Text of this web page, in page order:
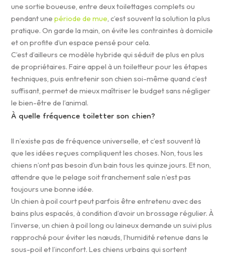
une sortie boueuse, entre deux toilettages complets ou
pendant unepériode de mue, c’est souvent la solution la plus
pratique. On garde la main, on évite les contraintes à domicile
et on profite d’un espace pensé pour cela.
C’est d’ailleurs ce modèle hybride qui séduit de plus en plus
de propriétaires. Faire appel à un toiletteur pour les étapes
techniques, puis entretenir son chien soi-même quand c’est
suffisant, permet de mieux maîtriser le budget sans négliger
le bien-être de l’animal.
À quelle fréquence toiletter son chien?
Il n’existe pas de fréquence universelle, et c’est souvent là
que les idées reçues compliquent les choses. Non, tous les
chiens n’ont pas besoin d’un bain tous les quinze jours. Et non,
attendre que le pelage soit franchement sale n’est pas
toujours une bonne idée.
Un chien à poil court peut parfois être entretenu avec des
bains plus espacés, à condition d’avoir un brossage régulier. À
l’inverse, un chien à poil long ou laineux demande un suivi plus
rapproché pour éviter les nœuds, l’humidité retenue dans le
sous-poil et l’inconfort. Les chiens urbains qui sortent